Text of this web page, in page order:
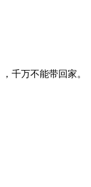
千万不能带回家。